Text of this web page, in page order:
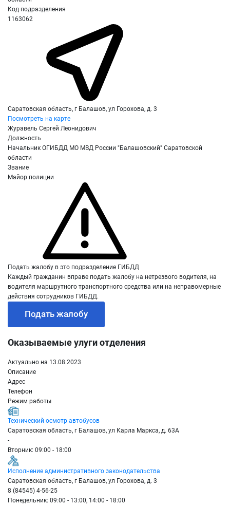
Код подразделения
1163062
Саратовская область, г Балашов, ул Горохова, д. 3
Посмотреть на карте
Журавель Сергей Леонидович
Должность
Начальник ОГИБДД МО МВД России "Балашовский" Саратовской
области
Звание
Майор полиции
Подать жалобу в это подразделение ГИБДД
Каждый гражданин вправе подать жалобу на нетрезвого водителя, на
водителя маршрутного транспортного средства или на неправомерные
действия сотрудников ГИБДД.
Подать жалобу
Оказываемые улуги отделения
Актуально на 13.08.2023
Описание
Адрес
Телефон
Режим работы
Технический осмотр автобусов
Саратовская область, г Балашов, ул Карла Маркса, д. 63А
-
Вторник: 09:00 - 18:00
Исполнение административного законодательства
Саратовская область, г Балашов, ул Горохова, д. 3
8 (84545) 4-56-25
Понедельник: 09:00 - 13:00, 14:00 - 18:00